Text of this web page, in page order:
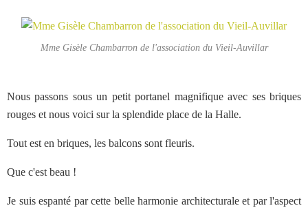
Mme Gisèle Chambarron de l'association du Vieil-Auvillar
Nous passons sous un petit portanel magnifique avec ses briques
rouges et nous voici sur la splendide place de la Halle.
Tout est en briques, les balcons sont fleuris.
Que c'est beau !
Je suis espanté par cette belle harmonie architecturale et par l'aspect